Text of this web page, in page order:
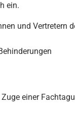
ein.
und Vertretern
einer